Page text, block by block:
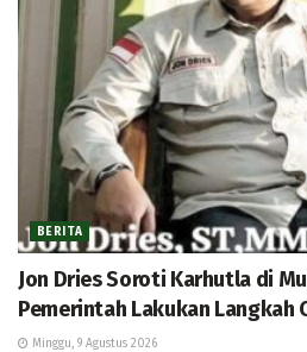
BERITA
Jon Dries Soroti Karhutla di
Pemerintah Lakukan Langkah
Minggu, 9 Agustus 2026